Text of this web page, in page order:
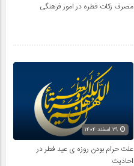
مصرف زکات فطره در امور فرهنگی
علت حرام بودن روزه ی عید فطر در
احادیث